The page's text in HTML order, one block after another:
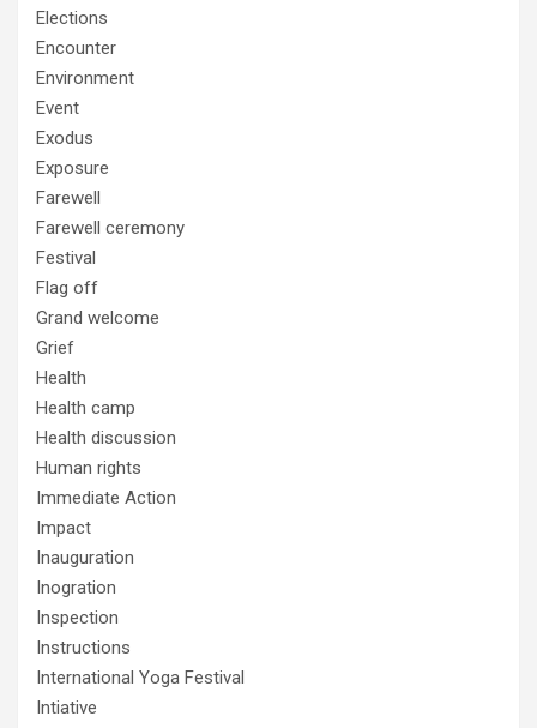
Elections
Encounter
Environment
Event
Exodus
Exposure
Farewell
Farewell ceremony
Festival
Flag off
Grand welcome
Grief
Health
Health camp
Health discussion
Human rights
Immediate Action
Impact
Inauguration
Inogration
Inspection
Instructions
International Yoga Festival
Intiative